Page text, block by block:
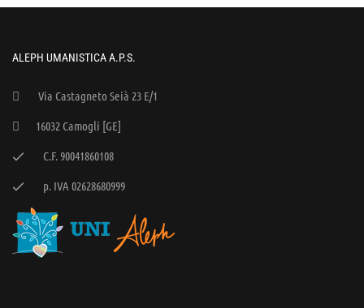
ALEPH UMANISTICA A.P.S.
Via Castagneto Seià 23 E/1
16032 Camogli [GE]
C.F. 90041860108
p. IVA 02628680999